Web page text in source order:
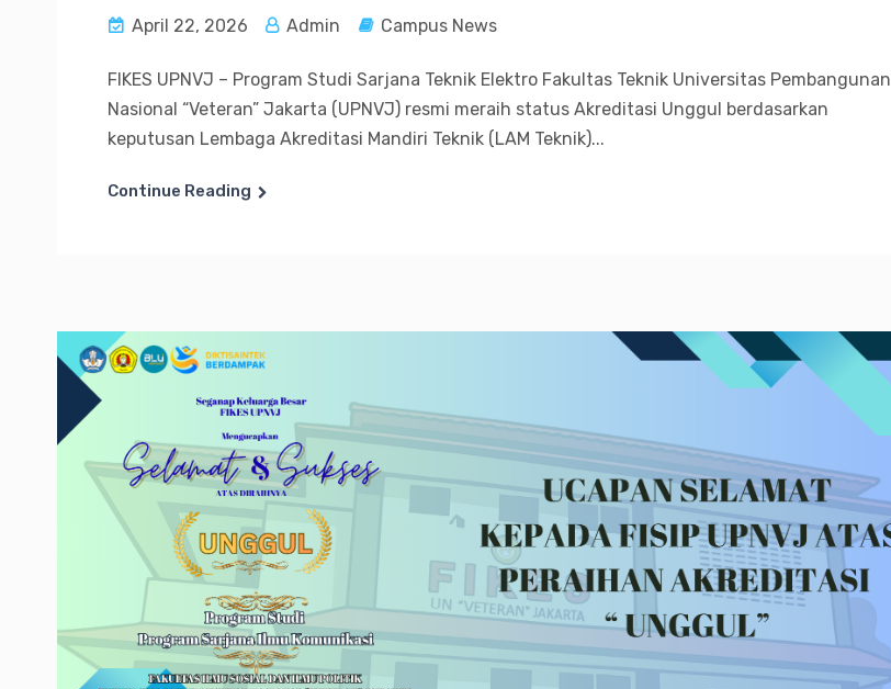
April 22, 2026 Admin Campus News
FIKES UPNVJ – Program Studi Sarjana Teknik Elektro Fakultas Teknik Universitas Pembangunan
Nasional “Veteran” Jakarta (UPNVJ) resmi meraih status Akreditasi Unggul berdasarkan
keputusan Lembaga Akreditasi Mandiri Teknik (LAM Teknik)...
Continue Reading